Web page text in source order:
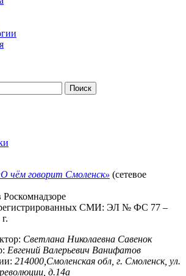
чём говорит Смоленск» (сетевое
Роскомнадзоре
СМИ: ЭЛ № ФС 77 –
Светлана Николаевна Савенок
Евгений Валерьевич Ванифатов
214000,Смоленская обл, г. Смоленск, ул.
д.14а